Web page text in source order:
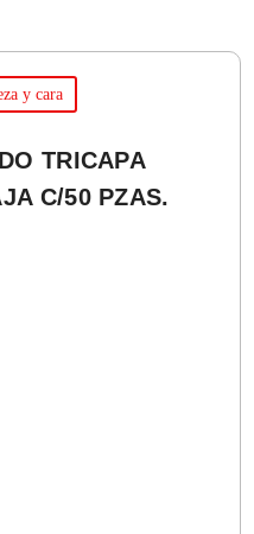
y cara
TRICAPA
C/50 PZAS.